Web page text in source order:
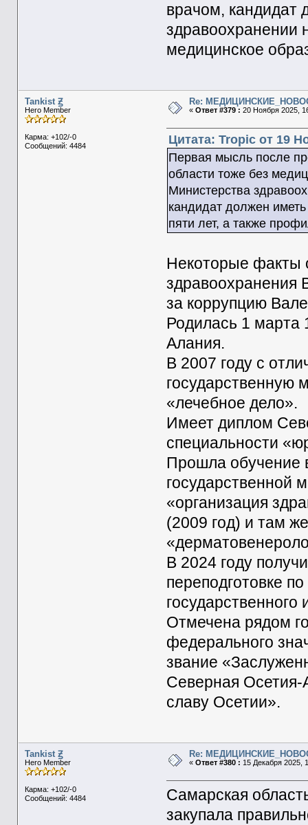
врачом, кандидат
здравоохранении
медицинское
Tankist Ꙃ
Hero Member
Карма: +102/-0
Сообщений: 4484
Re:
« Ответ #379 : 20 Ноября 2025,
Цитата: Tropic от 19
Первая мысль после
области тоже без
Министерства
кандидат должен
пяти лет, а также
Некоторые факты
здравоохранения
за коррупцию
Родилась 1 марта
Алания.
В 2007 году с
государственную
«лечебное дело».
Имеет диплом
специальности
Прошла обучение
государственной
«организация
(2009 год) и там
В 2024 году
переподготовке
Отмечена рядом
федерального
звание
Северная
славу Осетии».
Tankist Ꙃ
Hero Member
Карма: +102/-0
Сообщений: 4484
Re:
« Ответ #380 : 15 Декабря 2025,
Самарская
закупала